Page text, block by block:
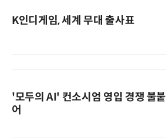
K인디게임, 세계 무대 출사표
'모두의 AI' 컨소시엄 영입 경쟁 불붙
어